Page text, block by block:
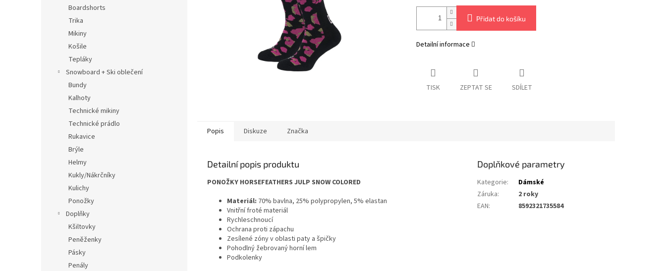
Boardshorts
Trika
Mikiny
Košile
Tepláky
Snowboard + Ski oblečení
Bundy
Kalhoty
Technické mikiny
Technické prádlo
Rukavice
Brýle
Helmy
Kukly/Nákrčníky
Kulichy
Ponožky
Doplňky
Kšiltovky
Peněženky
Pásky
Penály
Přidat do košíku
Detailní informace
TISK ZEPTAT SE SDÍLET
Popis Diskuze Značka
Detailní popis produktu
PONOŽKY HORSEFEATHERS JULP SNOW COLORED
Materiál: 70% bavlna, 25% polypropylen, 5% elastan
Vnitřní froté materiál
Rychleschnoucí
Ochrana proti zápachu
Zesílené zóny v oblasti paty a špičky
Pohodlný žebrovaný horní lem
Podkolenky
Doplňkové parametry
Kategorie:
Dámské
Záruka:
2 roky
EAN: 8592321735584